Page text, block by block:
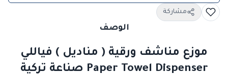
مشاركة
الوصف
موزع مناشف ورقية ( مناديل ) فياللي
Paper Towel Dispenser صناعة تركية